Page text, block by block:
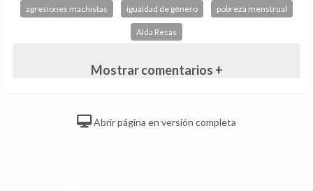
agresiones machistas igualdad de género pobreza menstrual
Alda Recas
Mostrar comentarios +
Abrir página en versión completa